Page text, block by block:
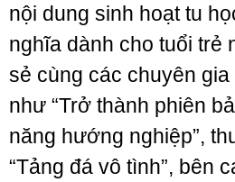
nội dung sinh hoạt tu
nghĩa dành cho tuổi trẻ
sẻ cùng các chuyên
như “Trở thành phiên
năng hướng nghiệp”,
“Tảng đá vô tình”, bên